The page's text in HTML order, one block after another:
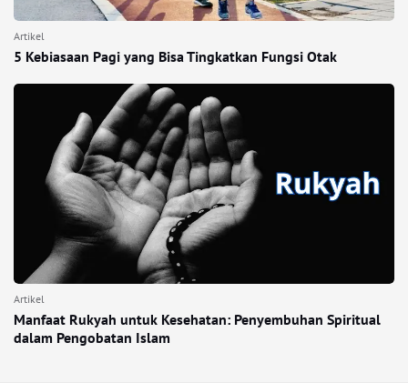
Artikel
5 Kebiasaan Pagi yang Bisa Tingkatkan Fungsi Otak
Artikel
Manfaat Rukyah untuk Kesehatan: Penyembuhan Spiritual
dalam Pengobatan Islam